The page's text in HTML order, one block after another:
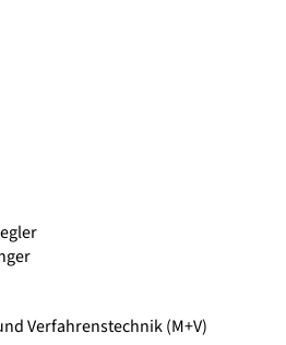
Verfahrenstechnik (M+V)